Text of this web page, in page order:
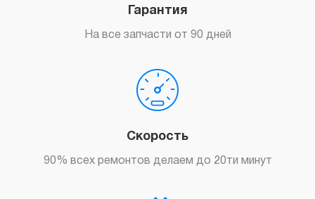
Гарантия
На все запчасти от 90 дней
Скорость
90% всех ремонтов делаем до 20ти минут